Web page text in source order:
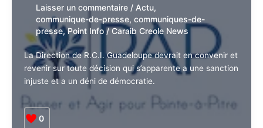
enterrer
l’affaire
Barbara/Bardella
Laisser un commentaire /Actu,
communique-de-presse,communiques-
de-presse,Point Info
Caraib Creole
News
La Direction de R.C.I. Guadeloupe devrait en convenir
et revenir sur toute décision qui s’apparente a une
sanction injuste et a un déni de démocratie.